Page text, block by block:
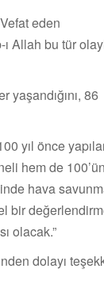
eden
ı Allah bu tür
86
yıl önce
hem de
hava
bir
olacak.”
dolayı